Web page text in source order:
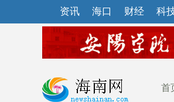
资讯 海口 财经 科
首